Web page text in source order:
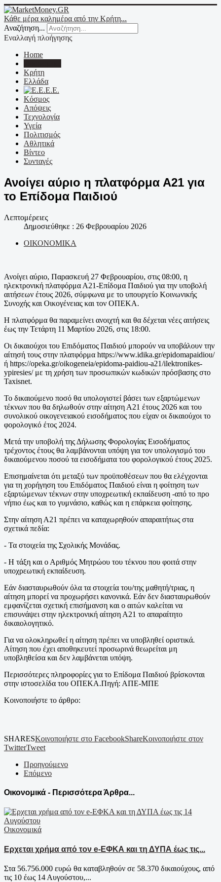
Κάθε μέρα καλημέρα από την Κρήτη...
Αναζήτηση...
Εναλλαγή πλοήγησης
Home
Κρήτη
Ελλάδα
Ε.Ε.
Κόσμος
Απόψεις
Τεχνολογία
Υγεία
Πολιτισμός
Αθλητικά
Βίντεο
Συνταγές
Ανοίγει αύριο η πλατφόρμα Α21 για
το Επίδομα Παιδιού
Λεπτομέρειες
Δημοσιεύθηκε : 26 Φεβρουαρίου 2026
ΟΙΚΟΝΟΜΙΚΑ
Ανοίγει αύριο, Παρασκευή 27 Φεβρουαρίου, στις 08:00, η
ηλεκτρονική πλατφόρμα Α21-Επίδομα Παιδιού για την υποβολή
αιτήσεων έτους 2026, σύμφωνα με το υπουργείο Κοινωνικής
Συνοχής και Οικογένειας και τον ΟΠΕΚΑ.
Η πλατφόρμα θα παραμείνει ανοιχτή και θα δέχεται νέες αιτήσεις
έως την Τετάρτη 11 Μαρτίου 2026, στις 18:00.
Οι δικαιούχοι του Επιδόματος Παιδιού μπορούν να υποβάλουν την
αίτησή τους στην πλατφόρμα https://www.idika.gr/epidomapaidiou/
ή https://opeka.gr/oikogeneia/epidoma-paidiou-a21/ilektronikes-
ypiresies/ με τη χρήση των προσωπικών κωδικών πρόσβασης στο
Taxisnet.
Το δικαιούμενο ποσό θα υπολογιστεί βάσει των εξαρτώμενων
τέκνων που θα δηλωθούν στην αίτηση Α21 έτους 2026 και του
συνολικού οικογενειακού εισοδήματος που είχαν οι δικαιούχοι το
φορολογικό έτος 2024.
Μετά την υποβολή της Δήλωσης Φορολογίας Εισοδήματος
τρέχοντος έτους θα λαμβάνονται υπόψη για τον υπολογισμό του
δικαιούμενου ποσού τα εισοδήματα του φορολογικού έτους 2025.
Επισημαίνεται ότι μεταξύ των προϋποθέσεων που θα ελέγχονται
για τη χορήγηση του Επιδόματος Παιδιού είναι η φοίτηση των
εξαρτώμενων τέκνων στην υποχρεωτική εκπαίδευση -από το προ
νήπιο έως και το γυμνάσιο, καθώς και η επάρκεια φοίτησης.
Στην αίτηση Α21 πρέπει να καταχωρηθούν απαραιτήτως στα
σχετικά πεδία:
- Τα στοιχεία της Σχολικής Μονάδας.
- Η τάξη και ο Αριθμός Μητρώου του τέκνου που φοιτά στην
υποχρεωτική εκπαίδευση.
Εάν διασταυρωθούν όλα τα στοιχεία του/της μαθητή/τριας, η
αίτηση μπορεί να προχωρήσει κανονικά. Εάν δεν διασταυρωθούν
εμφανίζεται σχετική επισήμανση και ο αιτών καλείται να
επισυνάψει στην ηλεκτρονική αίτηση Α21 το απαραίτητο
δικαιολογητικό.
Για να ολοκληρωθεί η αίτηση πρέπει να υποβληθεί οριστικά.
Αίτηση που έχει αποθηκευτεί προσωρινά θεωρείται μη
υποβληθείσα και δεν λαμβάνεται υπόψη.
Περισσότερες πληροφορίες για το Επίδομα Παιδιού βρίσκονται
στην ιστοσελίδα του ΟΠΕΚΑ.Πηγή: ΑΠΕ-ΜΠΕ
Κοινοποιήστε το άρθρο:
SHARESΚοινοποιήστε στο FacebookShareΚοινοποιήστε στον
TwitterTweet
Προηγούμενο
Επόμενο
Οικονομικά - Περισσότερα Άρθρα...
Οικονομικά
Ερχεται χρήμα από τον e-ΕΦΚΑ και τη ΔΥΠΑ έως τις...
Στα 56.756.000 ευρώ θα καταβληθούν σε 58.370 δικαιούχους, από
τις 10 έως 14 Αυγούστου,...